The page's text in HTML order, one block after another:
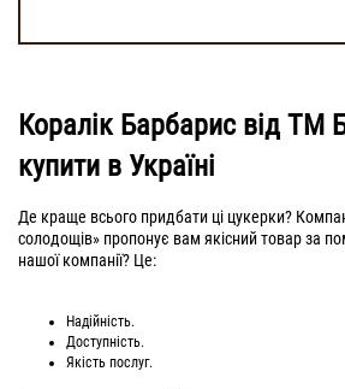
Коралік Барбарис від ТМ
купити в Україні
Де краще всього придбати ці цукерки?
солодощів» пропонує вам якісний товар за
нашої компанії? Це:
Надійність.
Доступність.
Якість послуг.